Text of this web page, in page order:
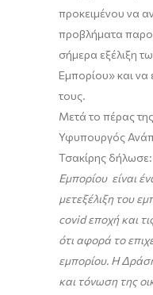
προκειμένου να
προβλήματα
σήμερα εξέλιξη
Εμπορίου» και να
τους.
Μετά το πέρας
Υφυπουργός
Τσακίρης δήλωσε:
Εμπορίου είναι
μετεξέλιξη του
covid εποχή και
ότι αφορά το
εμπορίου. Η
και τόνωση της